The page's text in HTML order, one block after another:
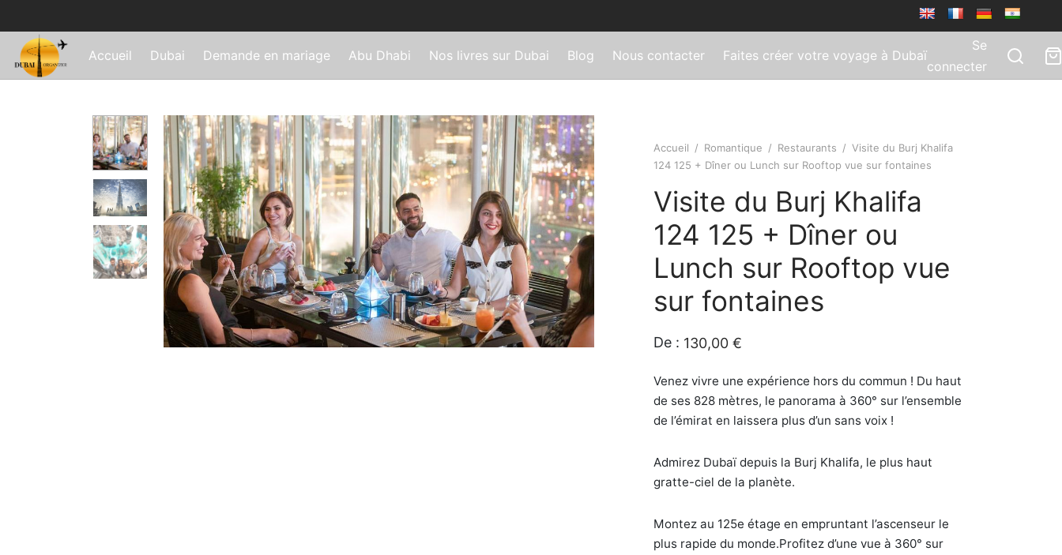
Accueil Dubai Demande en mariage Abu Dhabi Nos livres sur Dubai Blog Nous contacter Faites créer votre voyage à Dubaï
Se
connecter
Accueil / Romantique / Restaurants / Visite du Burj Khalifa
124 125 + Dîner ou Lunch sur Rooftop vue sur fontaines
Visite du Burj Khalifa
124 125 + Dîner ou
Lunch sur Rooftop vue
sur fontaines
De : 130,00 €
Venez vivre une expérience hors du commun ! Du haut
de ses 828 mètres, le panorama à 360° sur l’ensemble
de l’émirat en laissera plus d’un sans voix !
Admirez Dubaï depuis la Burj Khalifa, le plus haut
gratte-ciel de la planète.
Montez au 125e étage en empruntant l’ascenseur le
plus rapide du monde.Profitez d’une vue à 360° sur